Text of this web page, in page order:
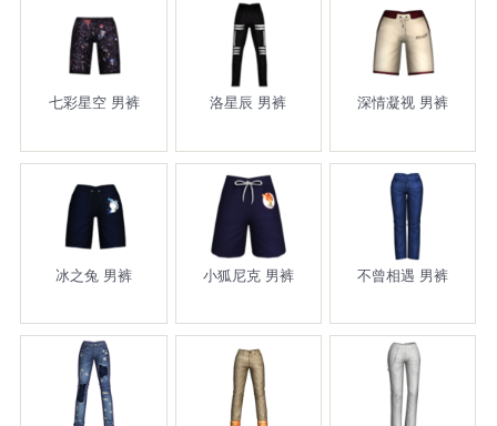
七彩星空 男裤 洛星辰 男裤 深情凝视 男裤
冰之兔 男裤 小狐尼克 男裤 不曾相遇 男裤